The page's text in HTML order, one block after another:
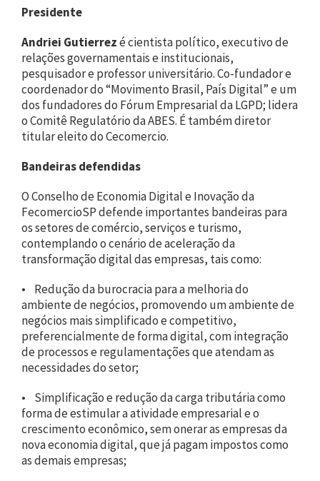
Presidente
Andriei Gutierrezé cientista político, executivo de
relações governamentais e institucionais,
pesquisador e professor universitário. Co-fundador e
coordenador do “Movimento Brasil, País Digital” e um
dos fundadores do Fórum Empresarial da LGPD; lidera
o Comitê Regulatório da ABES. É também diretor
titular eleito do Cecomercio.
Bandeiras defendidas
O Conselho de Economia Digital e Inovação da
FecomercioSP defende importantes bandeiras para
os setores de comércio, serviços e turismo,
contemplando o cenário de aceleração da
transformação digital das empresas, tais como:
• Redução da burocracia para a melhoria do
ambiente de negócios, promovendo um ambiente de
negócios mais simplificado e competitivo,
preferencialmente de forma digital, com integração
de processos e regulamentações que atendam as
necessidades do setor;
• Simplificação e redução da carga tributária como
forma de estimular a atividade empresarial e o
crescimento econômico, sem onerar as empresas da
nova economia digital, que já pagam impostos como
as demais empresas;